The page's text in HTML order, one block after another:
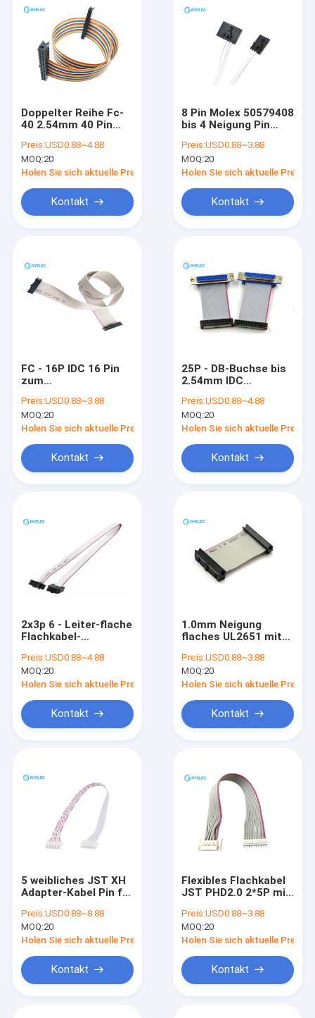
Produkte
Videos
Nachrichten
Fälle
Fordern Sie ein Zitat
kundenspezifischer Kabelbaum
LVDS-Kabel
Flache Flachkabel-Versammlung
Stromkabelversammlung
Mikrokoaxialkabel
JST-Drahtgurt
Netz-Verbindungskabel
Molex-Kabel
Elektrischer Kabelstrang
usb-Datenkabel
Doppelter Reihe Fc-
40 2.54mm 40 Pin
2651 flachem
Regenbogen-Kabel
28awg 1.27mm
Preis:USD0.88~4.88
MOQ:20
Holen Sie sich aktuelle Preis
Kontakt
8 Pin Molex 50579408
bis 4 Neigung Pin
2.54mm mit flachem
Flachkabel 2468
24awg
Preis:USD0.88~3.88
MOQ:20
Holen Sie sich aktuelle Preis
Kontakt
FC - 16P IDC 16 Pin
zum
Erweiterungs-Draht-
flachen Flachkabel
FC -16P
Preis:USD0.88~3.88
MOQ:20
Holen Sie sich aktuelle Preis
Kontakt
25P - DB-Buchse bis
2.54mm IDC
(2*13) 26 Pin-Sockel-
Flachkabel
Preis:USD0.88~4.88
MOQ:20
Holen Sie sich aktuelle Preis
Kontakt
2x3p 6 - Leiter-flache
Flachkabel-
Gummidurchführungsring
weiblichem Idc-
Verbindungsstück
Preis:USD0.88~4.88
MOQ:20
Holen Sie sich aktuelle Preis
Kontakt
1.0mm Neigung
flaches UL2651 mit
Verbindungsstück
2*12p 26 Flachkabel
Pin 60mm
Preis:USD0.88~3.88
MOQ:20
Holen Sie sich aktuelle Preis
Kontakt
5 weibliches JST XH
Adapter-Kabel Pin für
Modell Lipo-Batterie
Preis:USD0.88~8.88
MOQ:20
Holen Sie sich aktuelle Preis
Kontakt
Flexibles Flachkabel
JST PHD2.0 2*5P mit
SZN -10Y
Verbindungsstück
PWBs Borad
Preis:USD0.88~3.88
MOQ:20
Holen Sie sich aktuelle Preis
Kontakt